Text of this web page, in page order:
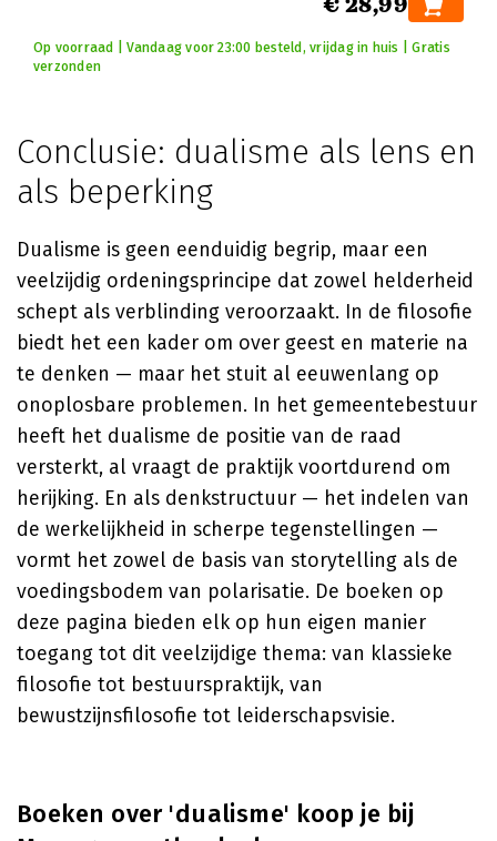
Op voorraad | Vandaag voor 23:00 besteld, vrijdag in huis | Gratis
verzonden
Conclusie: dualisme als lens en
als beperking
Dualisme is geen eenduidig begrip, maar een
veelzijdig ordeningsprincipe dat zowel helderheid
schept als verblinding veroorzaakt. In de filosofie
biedt het een kader om over geest en materie na
te denken — maar het stuit al eeuwenlang op
onoplosbare problemen. In het gemeentebestuur
heeft het dualisme de positie van de raad
versterkt, al vraagt de praktijk voortdurend om
herijking. En als denkstructuur — het indelen van
de werkelijkheid in scherpe tegenstellingen —
vormt het zowel de basis van storytelling als de
voedingsbodem van polarisatie. De boeken op
deze pagina bieden elk op hun eigen manier
toegang tot dit veelzijdige thema: van klassieke
filosofie tot bestuurspraktijk, van
bewustzijnsfilosofie tot leiderschapsvisie.
Boeken over 'dualisme' koop je bij